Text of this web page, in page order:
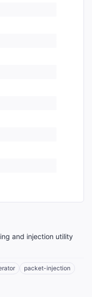
and injection utility
packet-injection